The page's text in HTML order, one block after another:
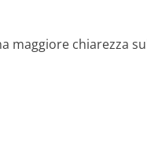
maggiore chiarezza